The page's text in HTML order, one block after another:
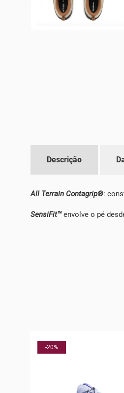
Descrição
All Terrain Contagrip®:
SensiFit™envolve o pé